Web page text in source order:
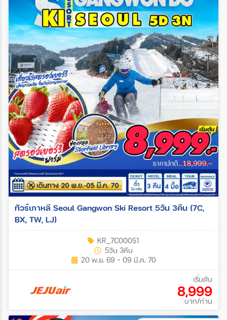
ทัวร์เกาหลี Seoul Gangwon Ski Resort 5วัน 3คืน (7C,
BX, TW, LJ)
KR_7C00051
5วัน 3คืน
20 พ.ย. 69 - 09 มี.ค. 70
เริ่มต้น
8,999
บาท/ท่าน